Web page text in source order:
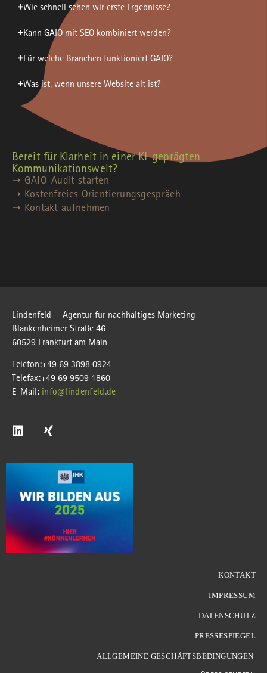
Wie schnell sehen wir erste Ergebnisse?
Kann GAIO mit SEO kombiniert werden?
Für welche Branchen funktioniert GAIO?
Was ist, wenn unsere Website alt ist?
Bereit für Klarheit in einer KI-geprägten
Kommunikationswelt?
➝ GAIO-Audit starten
➝ Kostenfreies Orientierungsgespräch
➝ Kontakt aufnehmen
Lindenfeld — Agentur für nachhaltiges Marketing
Blankenheimer Straße 46
60529 Frankfurt am Main
Telefon:+49 69 3898 0924
Telefax:+49 69 9509 1860
E-Mail: info@lindenfeld.de
KONTAKT
IMPRESSUM
DATENSCHUTZ
PRESSESPIEGEL
ALLGEMEINE GESCHÄFTSBEDINGUNGEN